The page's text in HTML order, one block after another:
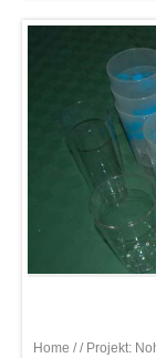
Home // Projekt: